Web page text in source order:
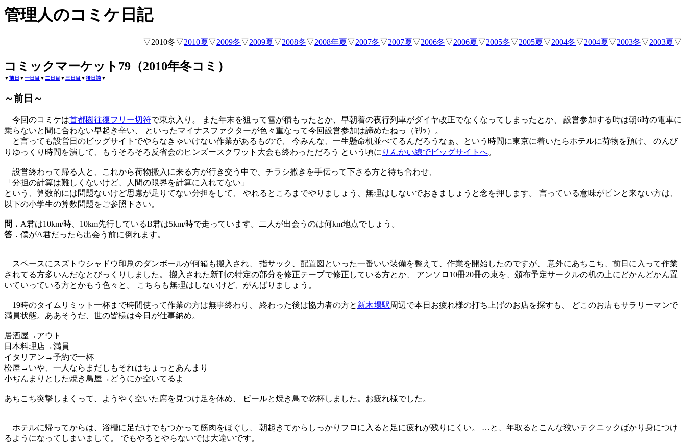
管理人のコミケ日記
▽2010冬▽2010夏▽2009冬▽2009夏▽2008冬▽2008年夏▽2007冬▽2007夏▽2006冬▽2006夏▽2005冬▽2005夏▽2004冬▽2004夏▽2003冬▽2003夏▽
コミックマーケット79（2010年冬コミ）
▼前日 ▼一日目 ▼二日目 ▼三日目 ▼後日談▼
～前日～
今回のコミケは首都圏往復フリー切符で東京入り。 また年末を狙って雪が積もったとか、早朝着の夜行列車がダイヤ改正でなくなってしまったとか、 設営参加する時は朝6時の電車に
乗らないと間に合わない早起き辛い、 といったマイナスファクターが色々重なって今回設営参加は諦めたねっ（ｷﾘｯ）。
と言っても設営日のビッグサイトでやらなきゃいけない作業があるもので、 今みんな、一生懸命机並べてるんだろうなぁ、という時間に東京に着いたらホテルに荷物を預け、 のんび
りゆっくり時間を潰して、もうそろそろ反省会のヒンズースクワット大会も終わっただろう という頃に りんかい線でビッグサイトへ。
設営終わって帰る人と、これから荷物搬入に来る方が行き交う中で、チラシ撒きを手伝って下さる方と待ち合わせ、
「分担の計算は難しくないけど、人間の限界を計算に入れてない」
という、算数的には問題ないけど思慮が足りてない分担をして、 やれるところまでやりましょう、無理はしないでおきましょうと念を押します。 言っている意味がピンと来ない方は、
以下の小学生の算数問題をご参照下さい。
問． A君は10km/時、10km先行しているB君は5km/時で走っています。二人が出会うのは何km地点でしょう。
答． 僕がA君だったら出会う前に倒れます。
スペースにスズトウシャドウ印刷のダンボールが何箱も搬入され、 指サック、配置図といった一番いい装備を整えて、作業を開始したのですが、 意外にあちこち、前日に入って作業
されてる方多いんだなとびっくりしました。 搬入された新刊の特定の部分を修正テープで修正している方とか、 アンソロ10冊20冊の束を、頒布予定サークルの机の上にどかんどかん置
いていっている方とかもう色々と。 こちらも無理はしないけど、がんばりましょう。
19時のタイムリミット一杯まで時間使って作業の方は無事終わり、 終わった後は協力者の方と 新木場駅周辺で本日お疲れ様の打ち上げのお店を探すも、 どこのお店もサラリーマンで
満員状態。ああそうだ、世の皆様は今日が仕事納め。
居酒屋→アウト
日本料理店→満員
イタリアン→予約で一杯
松屋→いや、一人ならまだしもそれはちょっとあんまり
小ぢんまりとした焼き鳥屋→どうにか空いてるよ
あちこち突撃しまくって、ようやく空いた席を見つけ足を休め、 ビールと焼き鳥で乾杯しました。お疲れ様でした。
ホテルに帰ってからは、浴槽に足だけでもつかって筋肉をほぐし、 朝起きてからしっかりフロに入ると足に疲れが残りにくい。 …と、年取るとこんな狡いテクニックばかり身につけ
るようになってしまいまして。 でもやるとやらないでは大違いです。